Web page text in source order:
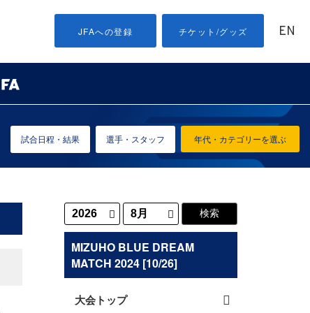
JFAへの登録 チケット/グッズ EN
年代・カテゴリーを選ぶ
試合日程・結果 選手・スタッフ
MIZUHO BLUE DREAM
MATCH 2024 [10/26]
大会トップ